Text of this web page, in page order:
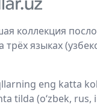
коллекция
трёх языках
eng katta
tilda (o‘zbek, rus,